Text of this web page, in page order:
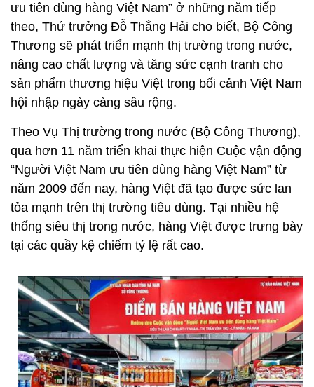
ưu tiên dùng hàng Việt Nam” ở những năm tiếp
theo, Thứ trưởng Đỗ Thắng Hải cho biết, Bộ Công
Thương sẽ phát triển mạnh thị trường trong nước,
nâng cao chất lượng và tăng sức cạnh tranh cho
sản phẩm thương hiệu Việt trong bối cảnh Việt Nam
hội nhập ngày càng sâu rộng.
Theo Vụ Thị trường trong nước (Bộ Công Thương),
qua hơn 11 năm triển khai thực hiện Cuộc vận động
“Người Việt Nam ưu tiên dùng hàng Việt Nam” từ
năm 2009 đến nay, hàng Việt đã tạo được sức lan
tỏa mạnh trên thị trường tiêu dùng. Tại nhiều hệ
thống siêu thị trong nước, hàng Việt được trưng bày
tại các quầy kệ chiếm tỷ lệ rất cao.